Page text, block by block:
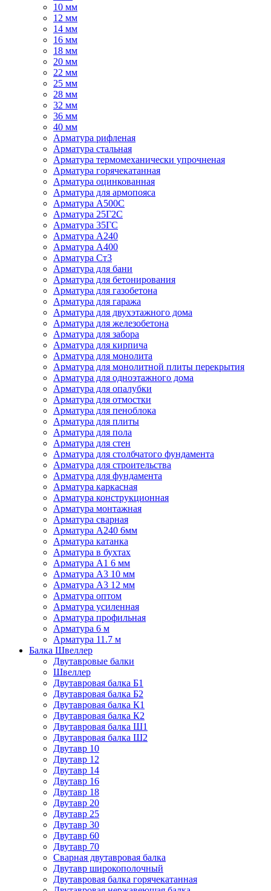
10 мм
12 мм
14 мм
16 мм
18 мм
20 мм
22 мм
25 мм
28 мм
32 мм
36 мм
40 мм
Арматура рифленая
Арматура стальная
Арматура термомеханически упрочненая
Арматура горячекатанная
Арматура оцинкованная
Арматура для армопояса
Арматура A500С
Арматура 25Г2С
Арматура 35ГС
Арматура А240
Арматура А400
Арматура Ст3
Арматура для бани
Арматура для бетонирования
Арматура для газобетона
Арматура для гаража
Арматура для двухэтажного дома
Арматура для железобетона
Арматура для забора
Арматура для кирпича
Арматура для монолита
Арматура для монолитной плиты перекрытия
Арматура для одноэтажного дома
Арматура для опалубки
Арматура для отмостки
Арматура для пеноблока
Арматура для плиты
Арматура для пола
Арматура для стен
Арматура для столбчатого фундамента
Арматура для строительства
Арматура для фундамента
Арматура каркасная
Арматура конструкционная
Арматура монтажная
Арматура сварная
Арматура А240 6мм
Арматура катанка
Арматура в бухтах
Арматура А1 6 мм
Арматура А3 10 мм
Арматура А3 12 мм
Арматура оптом
Арматура усиленная
Арматура профильная
Арматура 6 м
Арматура 11.7 м
Балка Швеллер
Двутавровые балки
Швеллер
Двутавровая балка Б1
Двутавровая балка Б2
Двутавровая балка К1
Двутавровая балка К2
Двутавровая балка Ш1
Двутавровая балка Ш2
Двутавр 10
Двутавр 12
Двутавр 14
Двутавр 16
Двутавр 18
Двутавр 20
Двутавр 25
Двутавр 30
Двутавр 60
Двутавр 70
Сварная двутавровая балка
Двутавр широкополочный
Двутавровая балка горячекатанная